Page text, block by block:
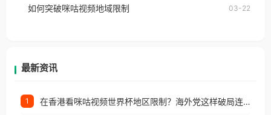
户收听网易云音乐地区版权限制」的问题，无论人在
如何突破咪咕视频地域限制 03-22
最新资讯
1 在香港看咪咕视频世界杯地区限制？海外党这样破局连看7天不卡顿！